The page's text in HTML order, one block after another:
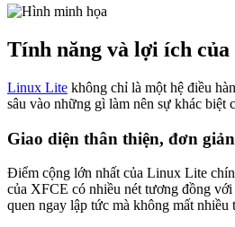
Tính năng và lợi ích
Linux Lite không chỉ là một hệ điều
sâu vào những gì làm nên sự khác biệt
Giao diện thân thiện, đơn
Điểm cộng lớn nhất của Linux Lite
của XFCE có nhiều nét tương đồng
quen ngay lập tức mà không mất nhiều